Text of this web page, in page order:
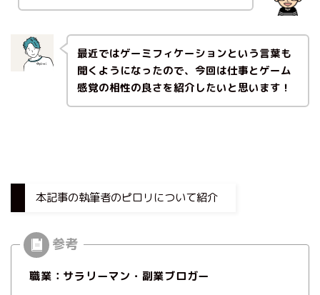
最近ではゲーミフィケーションという言葉も
聞くようになったので、今回は仕事とゲーム
感覚の相性の良さを紹介したいと思います！
本記事の執筆者のピロリについて紹介
職業：サラリーマン・副業ブロガー